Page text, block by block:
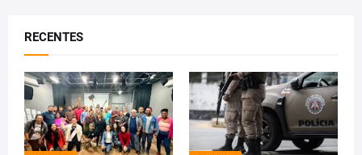
RECENTES